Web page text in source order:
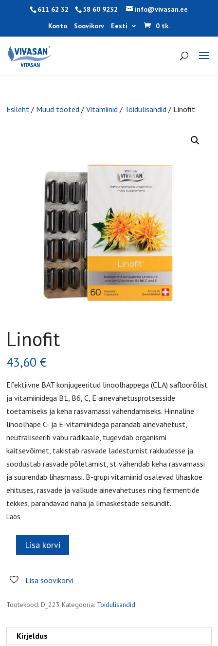
611 62 32 58 60 9232
info@vivasan.ee
Konto
Soovikorv Eesti 0 tk.
Esileht / Muud tooted /Vitamiinid / Toidulisandid / Linofit
Linofit
43,60€
Efektiivne BAT konjugeeritud linoolhappega (CLA) safloorõlist
ja vitamiinidega B1, B6, C, E ainevahetusprotsesside
toetamiseks ja keha rasvamassi vähendamiseks. Hinnaline
linoolhape C- ja E-vitamiinidega parandab ainevahetust,
neutraliseerib vabu radikaale, tugevdab organismi
kaitsevõimet, takistab rasvade ladestumist rakkudesse ja
soodustab rasvade põletamist, st vähendab keha rasvamassi
ja suurendab lihasmassi. B-grupi vitamiinid osalevad lihaskoe
ehituses, rasvade ja valkude ainevahetuses ning fermentide
tekkes, parandavad naha ja limaskestade seisundit.
Laos
Linofit
Lisa korvi
Lisa soovikorvi
Tootekood:D_223 Kategooria: Toidulisandid
Kirjeldus